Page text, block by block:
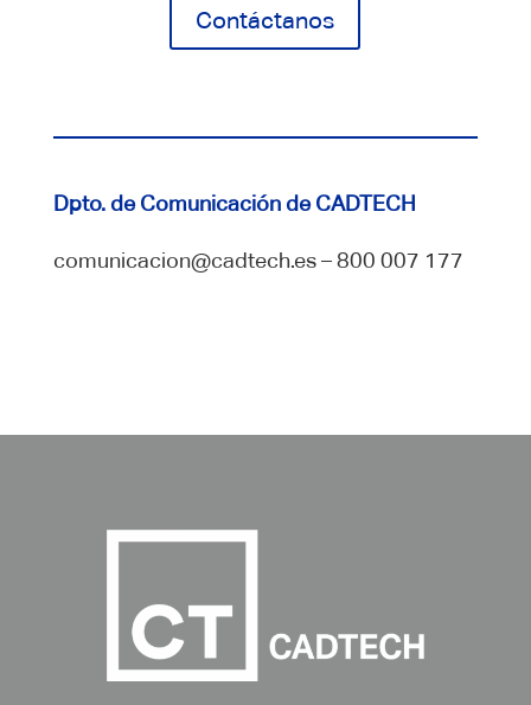
Contáctanos
Dpto. de Comunicación de CADTECH
comunicacion@cadtech.es – 800 007 177